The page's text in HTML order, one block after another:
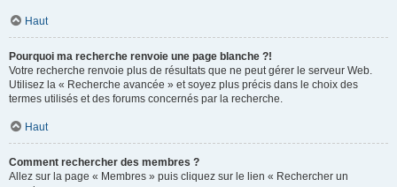
Haut
Pourquoi ma recherche renvoie une page blanche ?!
Votre recherche renvoie plus de résultats que ne peut gérer le serveur Web.
Utilisez la « Recherche avancée » et soyez plus précis dans le choix des
termes utilisés et des forums concernés par la recherche.
Haut
Comment rechercher des membres ?
Allez sur la page « Membres » puis cliquez sur le lien « Rechercher un